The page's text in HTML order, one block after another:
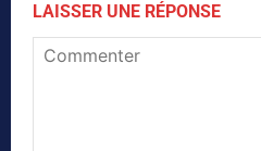
LAISSER UNE RÉPONSE